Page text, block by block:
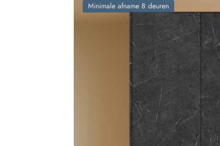
Minimale afname 8 deuren